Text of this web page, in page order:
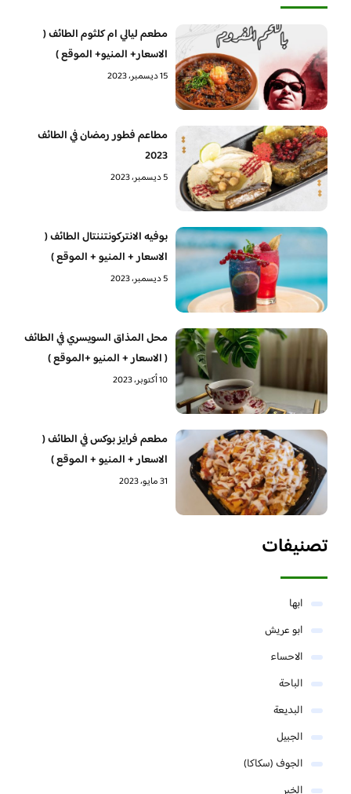
مطعم ليالي ام كلثوم الطائف (
الاسعار+ المنيو+ الموقع )
15 ديسمبر، 2023
مطاعم فطور رمضان في الطائف
2023
5 ديسمبر، 2023
بوفيه الانتركونتننتال الطائف (
الاسعار + المنيو + الموقع )
5 ديسمبر، 2023
محل المذاق السويسري في الطائف
( الاسعار + المنيو +الموقع )
10 أكتوبر، 2023
مطعم فرايز بوكس في الطائف (
الاسعار + المنيو + الموقع )
31 مايو، 2023
تصنيفات
ابها
ابو عريش
الاحساء
الباحة
البديعة
الجبيل
الجوف (سكاكا)